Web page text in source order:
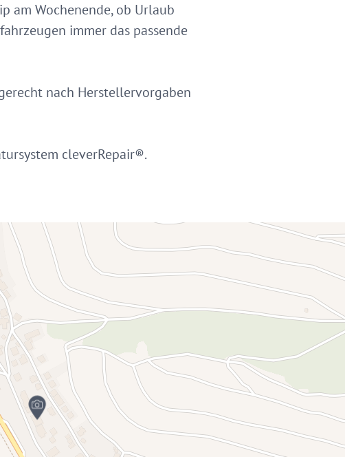
am Wochenende, ob Urlaub
immer das passende
nach Herstellervorgaben
cleverRepair®.